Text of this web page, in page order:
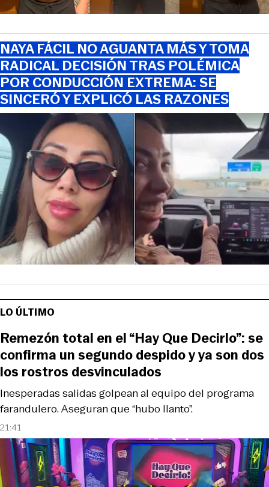
NAYA FÁCIL NO AGUANTA MÁS Y TOMA
RADICAL DECISIÓN TRAS POLÉMICA
POR CONDUCCIÓN EXTREMA: SE
SINCERÓ Y EXPLICÓ LAS RAZONES
LO ÚLTIMO
21:41
Inesperadas salidas golpean al equipo del programa
farandulero. Aseguran que “hubo llanto”.
Remezón total en el “Hay Que Decirlo”: se
confirma un segundo despido y ya son dos
los rostros desvinculados